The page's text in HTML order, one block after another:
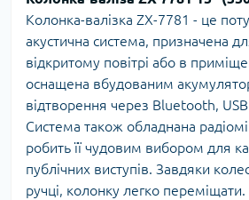
Колонка-валізка ZX-7781 - це
акустична система, призначена
відкритому повітрі або в
оснащена вбудованим
відтворення через Bluetooth, USB
Система також обладнана
робить її чудовим вибором для
публічних виступів. Завдяки
ручці, колонку легко переміщати.